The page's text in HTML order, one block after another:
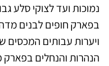
נמוכות ועד לצוקי סלע
בפארק חופים לבנים
ויערות עבותים
הנהרות והנחלים בפארק